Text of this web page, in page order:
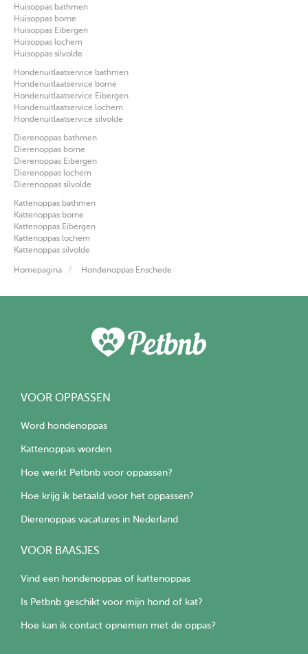
Huisoppas bathmen
Huisoppas borne
Huisoppas Eibergen
Huisoppas lochem
Huisoppas silvolde
Hondenuitlaatservice bathmen
Hondenuitlaatservice borne
Hondenuitlaatservice Eibergen
Hondenuitlaatservice lochem
Hondenuitlaatservice silvolde
Dierenoppas bathmen
Dierenoppas borne
Dierenoppas Eibergen
Dierenoppas lochem
Dierenoppas silvolde
Kattenoppas bathmen
Kattenoppas borne
Kattenoppas Eibergen
Kattenoppas lochem
Kattenoppas silvolde
Homepagina Hondenoppas Enschede
VOOR OPPASSEN
Word hondenoppas
Kattenoppas worden
Hoe werkt Petbnb voor oppassen?
Hoe krijg ik betaald voor het oppassen?
Dierenoppas vacatures in Nederland
VOOR BAASJES
Vind een hondenoppas of kattenoppas
Is Petbnb geschikt voor mijn hond of kat?
Hoe kan ik contact opnemen met de oppas?